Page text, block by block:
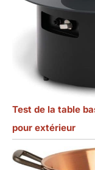
Test de la table
pour extérieur